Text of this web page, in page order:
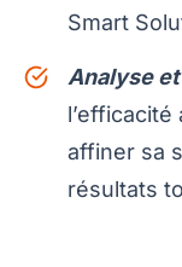
Smart
Analyse
affiner sa
résultats